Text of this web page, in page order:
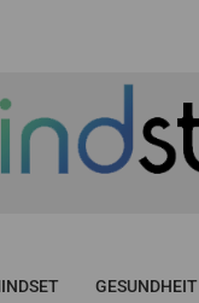
GESUNDHEIT